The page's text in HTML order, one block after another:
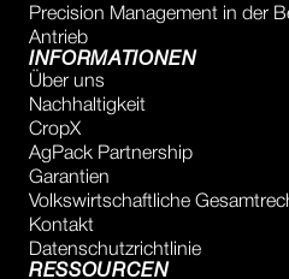
Precision Management in der
Antrieb
INFORMATIONEN
Über uns
Nachhaltigkeit
CropX
AgPack Partnership
Garantien
Volkswirtschaftliche
Kontakt
Datenschutzrichtlinie
RESSOURCEN